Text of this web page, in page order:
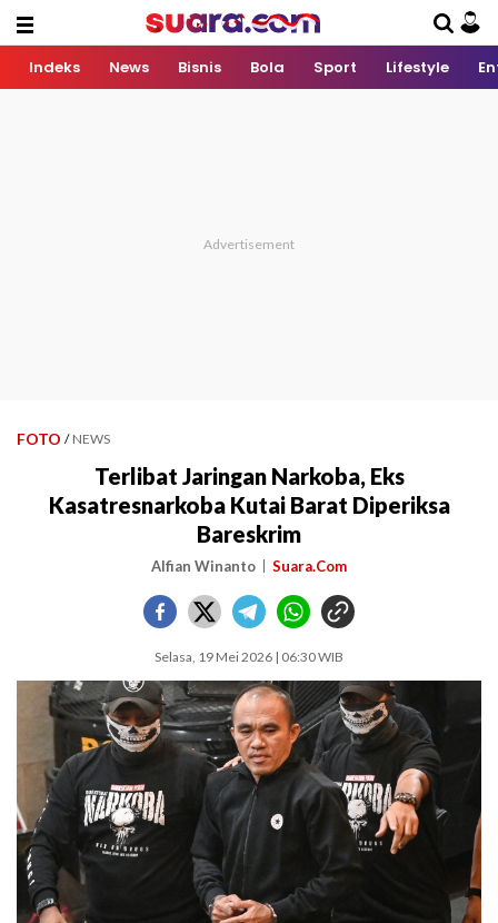
Indeks News Bisnis Bola Sport Lifestyle
FOTO / NEWS
Terlibat Jaringan Narkoba, Eks
Kasatresnarkoba Kutai Barat Diperiksa
Bareskrim
Alfian Winanto Suara.Com
Selasa, 19 Mei 2026 | 06:30 WIB